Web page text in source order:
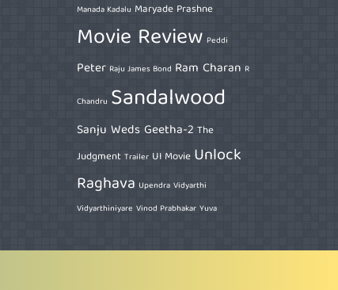
Manada Kadalu Maryade Prashne
Movie Review Peddi
Peter Raju James Bond Ram Charan R
Chandru Sandalwood
Sanju Weds Geetha-2 The
Judgment Trailer UI Movie Unlock
Raghava Upendra Vidyarthi
Vidyarthiniyare Vinod Prabhakar Yuva